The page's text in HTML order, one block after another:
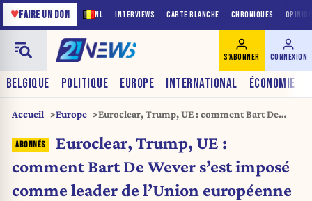
NL INTERVIEWS CARTE BLANCHE CHRONIQUES
♥FAIRE UN DON
BELGIQUE POLITIQUE EUROPE INTERNATIONAL ÉCONOMIE
S'ABONNER CONNEXION
Accueil Europe
Euroclear, Trump, UE : comment Bart De
européenne
Euroclear, Trump, UE :
comment Bart De Wever s’est imposé
comme leader de l’Union européenne